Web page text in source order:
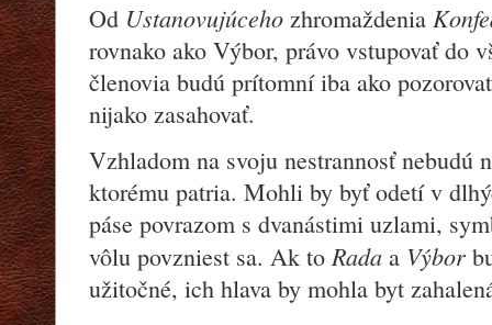
Od Ustanovujúceho zhromaždenia
rovnako ako Výbor, právo vstupovať do
členovia budú prítomní iba ako
nijako zasahovať.
Vzhladom na svoju nestrannosť nebudú
ktorému patria. Mohli by byť odetí v
páse povrazom s dvanástimi uzlami,
vôlu povzniest sa. Ak to Rada a Výbor
užitočné, ich hlava by mohla byt